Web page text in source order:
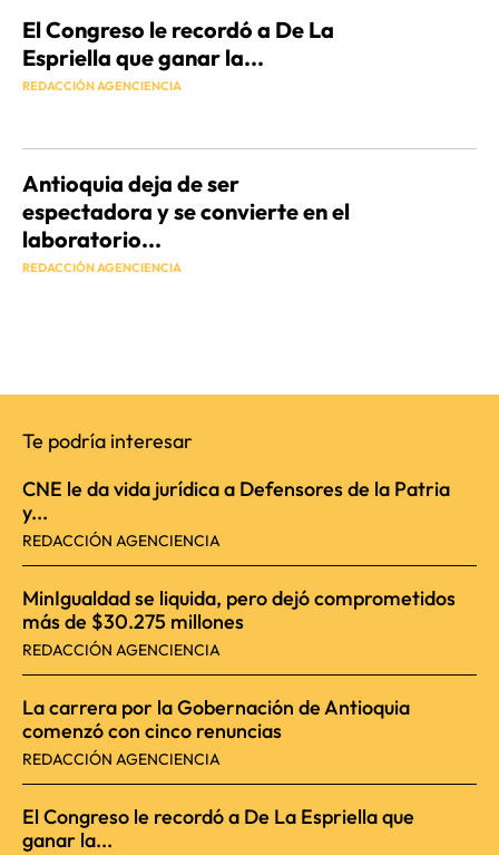
El Congreso le recordó a De La
Espriella que ganar la...
REDACCIÓN AGENCIENCIA
Antioquia deja de ser
espectadora y se convierte en el
laboratorio...
REDACCIÓN AGENCIENCIA
Te podría interesar
CNE le da vida jurídica a Defensores de la Patria
y...
REDACCIÓN AGENCIENCIA
MinIgualdad se liquida, pero dejó comprometidos
más de $30.275 millones
REDACCIÓN AGENCIENCIA
La carrera por la Gobernación de Antioquia
comenzó con cinco renuncias
REDACCIÓN AGENCIENCIA
El Congreso le recordó a De La Espriella que
ganar la...